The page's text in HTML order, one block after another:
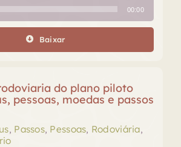
00:00
Baixar
do plano piloto
pessoas, moedas e passos
, Passos, Pessoas, Rodoviária,